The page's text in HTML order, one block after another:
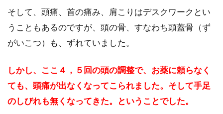
そして、頭痛、首の痛み、肩こりはデスクワークとい
うこともあるのですが、頭の骨、すなわち頭蓋骨（ず
がいこつ）も、ずれていました。
しかし、ここ４，５回の頭の調整で、お薬に頼らなく
ても、頭痛が出なくなってこられました。そして手足
のしびれも無くなってきた。ということでした。